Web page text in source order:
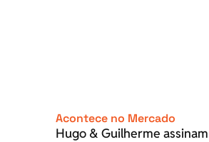
Acontece no Mercado
Hugo & Guilherme